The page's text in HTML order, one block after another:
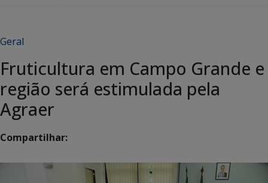
Geral
Fruticultura em Campo Grande e
região será estimulada pela
Agraer
Compartilhar: